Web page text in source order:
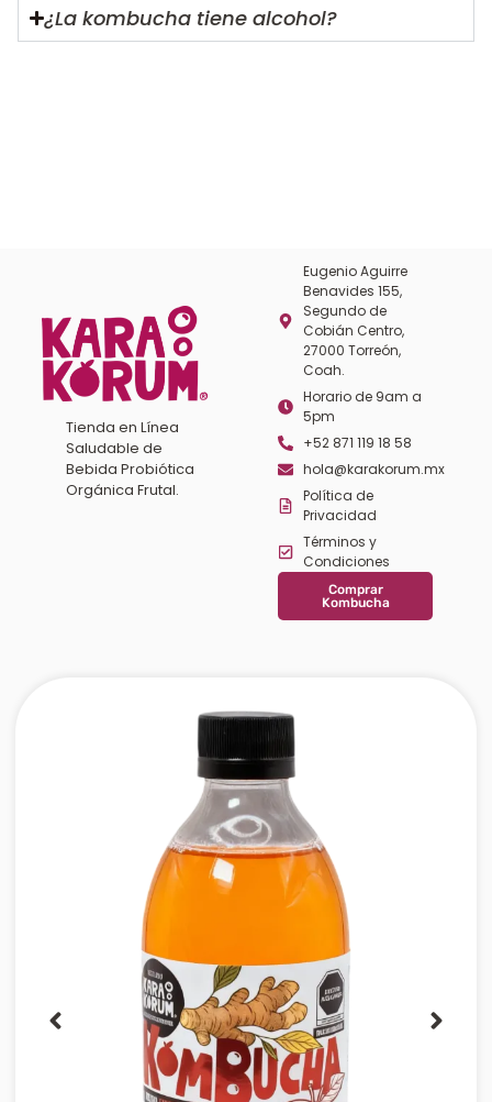
¿La kombucha tiene alcohol?
Tienda en Línea
Saludable de
Bebida Probiótica
Orgánica Frutal.
Eugenio Aguirre
Benavides 155,
Segundo de
Cobián Centro,
27000 Torreón,
Coah.
Horario de 9am a
5pm
+52 871 119 18 58
hola@karakorum.mx
Política de
Privacidad
Términos y
Condiciones
Comprar
Kombucha